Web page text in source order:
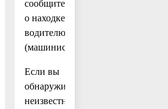
сообщите
о находке
водителю
(машинисту).
Если вы
обнаружили
неизвестный